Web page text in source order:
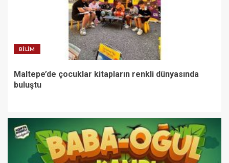
BILIM
Maltepe’de çocuklar kitapların renkli dünyasında
buluştu